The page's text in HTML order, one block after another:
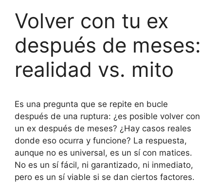
Volver con tu ex
después de meses:
realidad vs. mito
Es una pregunta que se repite en bucle
después de una ruptura: ¿es posible volver con
un ex después de meses? ¿Hay casos reales
donde eso ocurra y funcione? La respuesta,
aunque no es universal, es un sí con matices.
No es un sí fácil, ni garantizado, ni inmediato,
pero es un sí viable si se dan ciertos factores.